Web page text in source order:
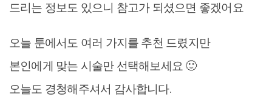
드리는 정보도 있으니 참고가 되셨으면 좋겠어요
오늘 툰에서도 여러 가지를 추천 드렸지만
본인에게 맞는 시술만 선택해보세요 🙂
오늘도 경청해주셔서 감사합니다.